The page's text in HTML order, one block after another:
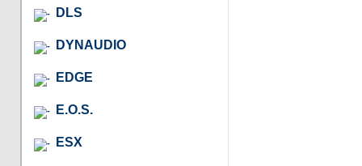
DLS
DYNAUDIO
EDGE
E.O.S.
ESX